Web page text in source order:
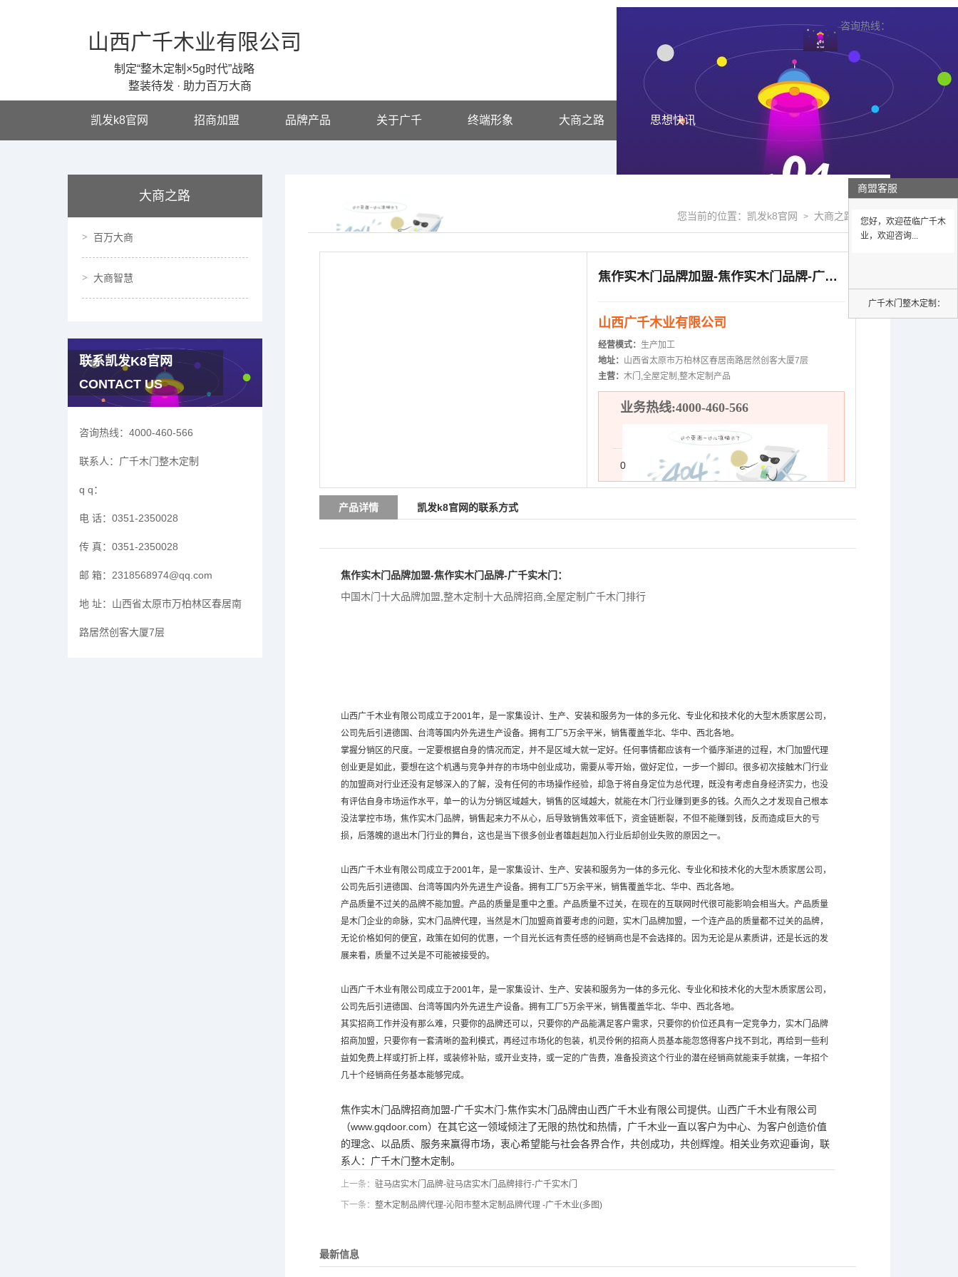
山西广千木业有限公司
制定“整木定制×5g时代”战略
整装待发 · 助力百万大商
咨询热线：
凯发k8官网 招商加盟 品牌产品 关于广千 终端形象 大商之路 思想快讯
大商之路
百万大商
大商智慧
联系凯发K8官网
CONTACT US
咨询热线： 4000-460-566
联系人： 广千木门整木定制
q q：
电 话： 0351-2350028
传 真： 0351-2350028
邮 箱： 2318568974@qq.com
地 址： 山西省太原市万柏林区春居南
路居然创客大厦7层
您当前的位置： 凯发k8官网 > 大商之路 >
焦作实木门品牌加盟-焦作实木门品牌-广千实木门
山西广千木业有限公司
经营模式： 生产加工
地址： 山西省太原市万柏林区春居南路居然创客大厦7层
主营：木门,全屋定制,整木定制产品
业务热线:4000-460-566
0
产品详情 凯发k8官网的联系方式
焦作实木门品牌加盟-焦作实木门品牌-广千实木门：
中国木门十大品牌加盟 整木定制十大品牌招商 全屋定制广千木门排行
山西广千木业有限公司成立于2001年，是一家集设计、生产、安装和服务为一体的多元化、专业化和技术化的大型木质家居公司，
公司先后引进德国、台湾等国内外先进生产设备。拥有工厂5万余平米，销售覆盖华北、华中、西北各地。
掌握分销区的尺度。一定要根据自身的情况而定，并不是区域大就一定好。任何事情都应该有一个循序渐进的过程，木门加盟代理
创业更是如此，要想在这个机遇与竞争并存的市场中创业成功，需要从零开始，做好定位，一步一个脚印。很多初次接触木门行业
的加盟商对行业还没有足够深入的了解，没有任何的市场操作经验，却急于将自身定位为总代理，既没有考虑自身经济实力，也没
有评估自身市场运作水平，单一的认为分销区域越大，销售的区域越大，就能在木门行业赚到更多的钱。久而久之才发现自己根本
没法掌控市场，焦作实木门品牌，销售起来力不从心，后导致销售效率低下，资金链断裂，不但不能赚到钱，反而造成巨大的亏
损，后落魄的退出木门行业的舞台，这也是当下很多创业者雄赳赳加入行业后却创业失败的原因之一。
山西广千木业有限公司成立于2001年，是一家集设计、生产、安装和服务为一体的多元化、专业化和技术化的大型木质家居公司，
公司先后引进德国、台湾等国内外先进生产设备。拥有工厂5万余平米，销售覆盖华北、华中、西北各地。
产品质量不过关的品牌不能加盟。产品的质量是重中之重。产品质量不过关，在现在的互联网时代很可能影响会相当大。产品质量
是木门企业的命脉，实木门品牌代理，当然是木门加盟商首要考虑的问题，实木门品牌加盟，一个连产品的质量都不过关的品牌，
无论价格如何的便宜，政策在如何的优惠，一个目光长远有责任感的经销商也是不会选择的。因为无论是从素质讲，还是长远的发
展来看，质量不过关是不可能被接受的。
山西广千木业有限公司成立于2001年，是一家集设计、生产、安装和服务为一体的多元化、专业化和技术化的大型木质家居公司，
公司先后引进德国、台湾等国内外先进生产设备。拥有工厂5万余平米，销售覆盖华北、华中、西北各地。
其实招商工作并没有那么难，只要你的品牌还可以，只要你的产品能满足客户需求，只要你的价位还具有一定竞争力，实木门品牌
招商加盟，只要你有一套清晰的盈利模式，再经过市场化的包装，机灵伶俐的招商人员基本能忽悠得客户找不到北，再给到一些利
益如免费上样或打折上样，或装修补贴，或开业支持，或一定的广告费，准备投资这个行业的潜在经销商就能束手就擒，一年招个
几十个经销商任务基本能够完成。
焦作实木门品牌招商加盟-广千实木门-焦作实木门品牌由山西广千木业有限公司提供。山西广千木业有限公司
（www.gqdoor.com）在其它这一领域倾注了无限的热忱和热情，广千木业一直以客户为中心、为客户创造价值
的理念、以品质、服务来赢得市场，衷心希望能与社会各界合作，共创成功，共创辉煌。相关业务欢迎垂询，联
系人： 广千木门整木定制。
上一条： 驻马店实木门品牌-驻马店实木门品牌排行-广千实木门
下一条： 整木定制品牌代理-沁阳市整木定制品牌代理 -广千木业(多图)
最新信息
商盟客服
您好，欢迎莅临广千木
业，欢迎咨询...
广千木门整木定制：